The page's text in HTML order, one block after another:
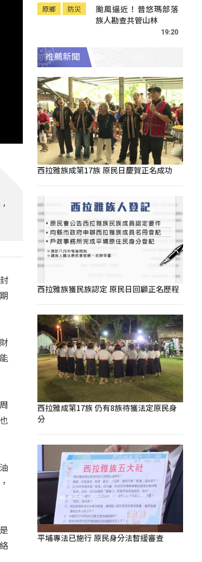
原鄉 防災
颱風逼近！普悠瑪部落
族人勘查共管山林
19:20
推薦新聞
西拉雅族成第17族 原民日慶賀正名成功
西拉雅族獲民族認定 原民日回顧正名歷程
西拉雅成第17族 仍有8族待獲法定原民身
分
平埔專法已施行 原民身分法暫緩審查